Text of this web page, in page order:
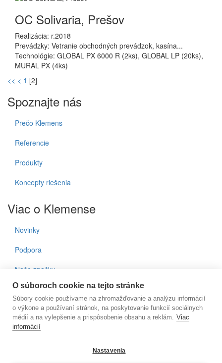
OC Solivaria, Prešov
Realizácia: r.2018
Prevádzky: Vetranie obchodných prevádzok, kasína...
Technológie: GLOBAL PX 6000 R (2ks), GLOBAL LP (20ks),
MURAL PX (4ks)
<< < 1 [2]
Spoznajte nás
Prečo Klemens
Referencie
Produkty
Koncepty riešenia
Viac o Klemense
Novinky
Podpora
Naše značky
Kontakty
Prihlásenie do noviniek
E-mail
O súboroch cookie na tejto stránke
Súbory cookie používame na zhromažďovanie a analýzu informácií
o výkone a používaní stránok, na poskytovanie funkcií sociálnych
médií a na vylepšenie a prispôsobenie obsahu a reklám. Viac
informácií
Nastavenia